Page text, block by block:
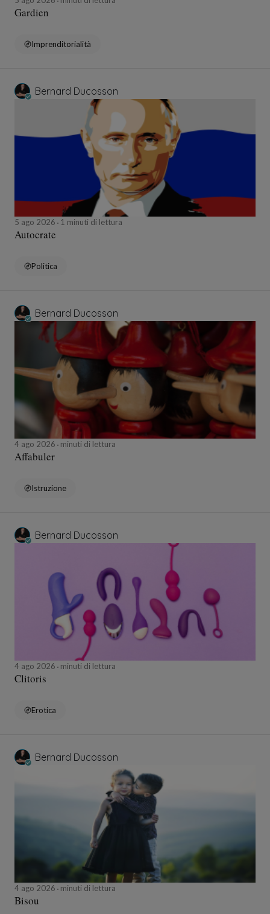
Gardien
Imprenditorialità
Bernard Ducosson
5 ago 2026 1 minuti di lettura
Autocrate
Politica
Bernard Ducosson
4 ago 2026 minuti di lettura
Affabuler
Istruzione
Bernard Ducosson
4 ago 2026 minuti di lettura
Clitoris
Erotica
Bernard Ducosson
4 ago 2026 minuti di lettura
Bisou